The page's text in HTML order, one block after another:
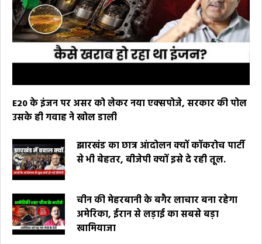
E20 के इंजन पर असर को लेकर नया एक्सपोजे, सरकार की पोल
उसके ही गवाह ने खोल डाली
झारखंड का छात्र आंदोलन क्यों कॉकरोच पार्टी
से भी बेहतर, बीजेपी क्यों इसे दे रही तूल.
चीन की मेहरबानी के बगैर लाचार बना रहेगा
अमेरिका, ईरान से लड़ाई का सबसे बड़ा
खामियाजा